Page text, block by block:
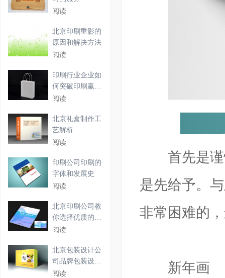
首先是谨
是先给予。
非常困难的
新年画
阅读
北京印刷重影的
原因和解决方法
阅读
印刷行业企业如
何突破印刷赢利
困境
阅读
北京礼盒制作工
艺解析
阅读
印刷公司印刷的
字体和发展史
阅读
北京印刷公司教
你选择优质的台
历印
阅读
北京包装设计公
司品牌包装设计
该怎
阅读